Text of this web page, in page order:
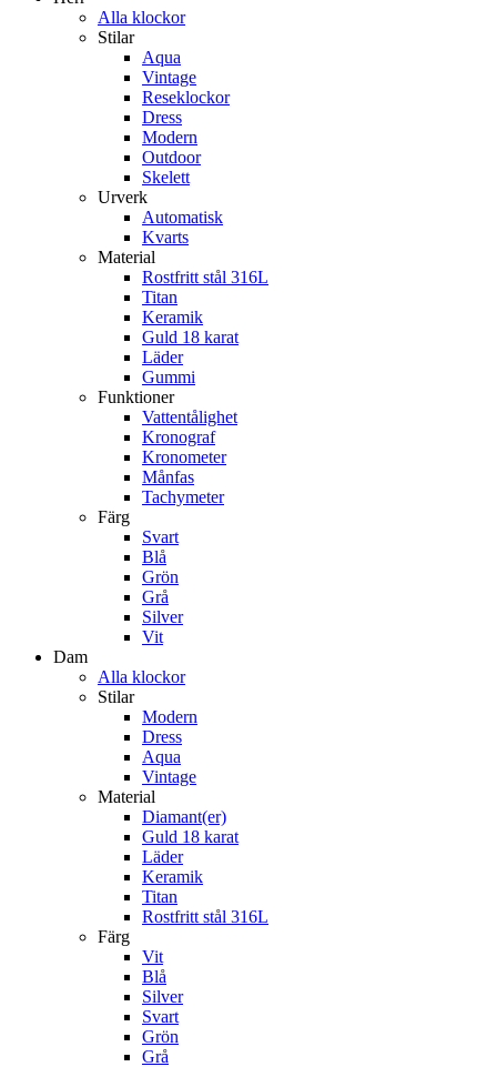
Alla klockor
Stilar
Aqua
Vintage
Reseklockor
Dress
Modern
Outdoor
Skelett
Urverk
Automatisk
Kvarts
Material
Rostfritt stål 316L
Titan
Keramik
Guld 18 karat
Läder
Gummi
Funktioner
Vattentålighet
Kronograf
Kronometer
Månfas
Tachymeter
Färg
Svart
Blå
Grön
Grå
Silver
Vit
Dam
Alla klockor
Stilar
Modern
Dress
Aqua
Vintage
Material
Diamant(er)
Guld 18 karat
Läder
Keramik
Titan
Rostfritt stål 316L
Färg
Vit
Blå
Silver
Svart
Grön
Grå